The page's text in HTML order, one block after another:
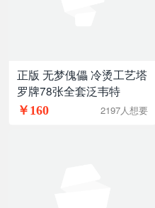
正版 无梦傀儡 冷烫工艺塔
罗牌78张全套泛韦特
￥160 2197人想要